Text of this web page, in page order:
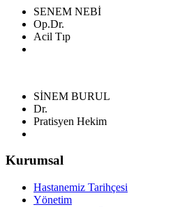
SENEM NEBİ
Op.Dr.
Acil Tıp
SİNEM BURUL
Dr.
Pratisyen Hekim
Kurumsal
Hastanemiz Tarihçesi
Yönetim